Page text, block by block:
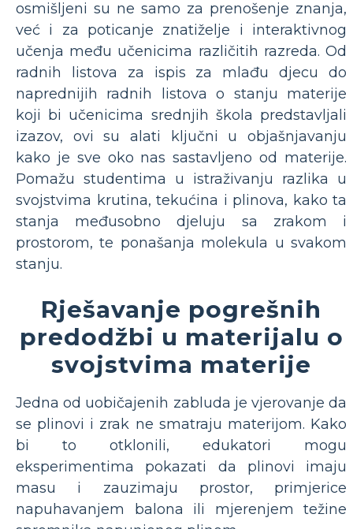
osmišljeni su ne samo za prenošenje znanja,
već i za poticanje znatiželje i interaktivnog
učenja među učenicima različitih razreda. Od
radnih listova za ispis za mlađu djecu do
naprednijih radnih listova o stanju materije
koji bi učenicima srednjih škola predstavljali
izazov, ovi su alati ključni u objašnjavanju
kako je sve oko nas sastavljeno od materije.
Pomažu studentima u istraživanju razlika u
svojstvima krutina, tekućina i plinova, kako ta
stanja međusobno djeluju sa zrakom i
prostorom, te ponašanja molekula u svakom
stanju.
Rješavanje pogrešnih
predodžbi u materijalu o
svojstvima materije
Jedna od uobičajenih zabluda je vjerovanje da
se plinovi i zrak ne smatraju materijom. Kako
bi to otklonili, edukatori mogu
eksperimentima pokazati da plinovi imaju
masu i zauzimaju prostor, primjerice
napuhavanjem balona ili mjerenjem težine